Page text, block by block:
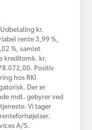
kr.
rente 3,99 %,
%, samlet
kreditomk. kr.
Positiv
hos RKI
Der er
mdl. gebyrer ved
Vi tager
A/S.